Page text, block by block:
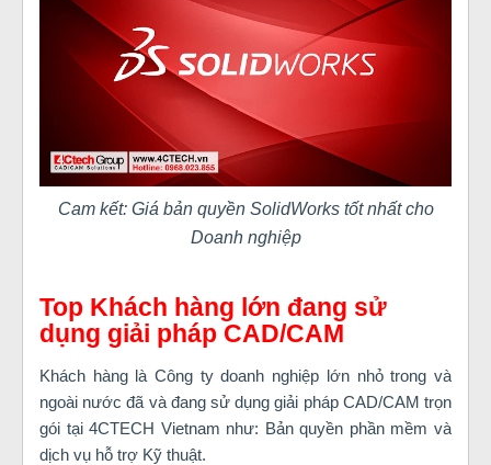
Cam kết: Giá bản quyền SolidWorks tốt nhất cho
Doanh nghiệp
Top Khách hàng lớn đang sử
dụng giải pháp CAD/CAM
Khách hàng là Công ty doanh nghiệp lớn nhỏ trong và
ngoài nước đã và đang sử dụng giải pháp CAD/CAM trọn
gói tại 4CTECH Vietnam như: Bản quyền phần mềm và
dịch vụ hỗ trợ Kỹ thuật.